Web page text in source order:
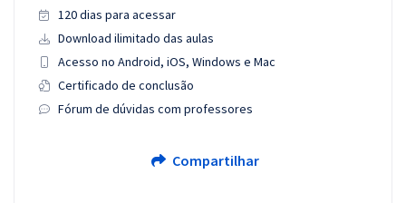
120 dias para acessar
Download ilimitado das aulas
Acesso no Android, iOS, Windows e Mac
Certificado de conclusão
Fórum de dúvidas com professores
Compartilhar